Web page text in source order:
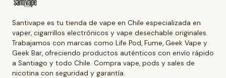
Santivape es tu tienda de vape en Chile especializada en
vaper, cigarrillos electrónicos y vape desechable originales.
Trabajamos con marcas como Life Pod, Fume, Geek Vape y
Geek Bar, ofreciendo productos auténticos con envío rápido
a Santiago y todo Chile. Compra vape, pods y sales de
nicotina con seguridad y garantía.